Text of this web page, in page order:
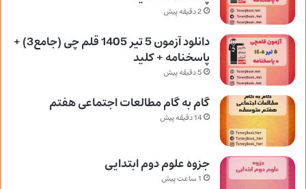
2 دقیقه پیش
دانلود آزمون 5 تیر 1405 قلم چی (جامع3) +
پاسخنامه + کلید
5 دقیقه پیش
گام به گام مطالعات اجتماعی هفتم
14 دقیقه پیش
جزوه علوم دوم ابتدایی
1 ساعت پیش